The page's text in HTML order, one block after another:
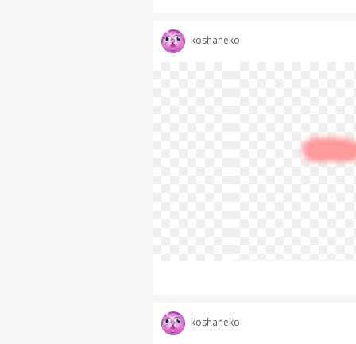
koshaneko
koshaneko